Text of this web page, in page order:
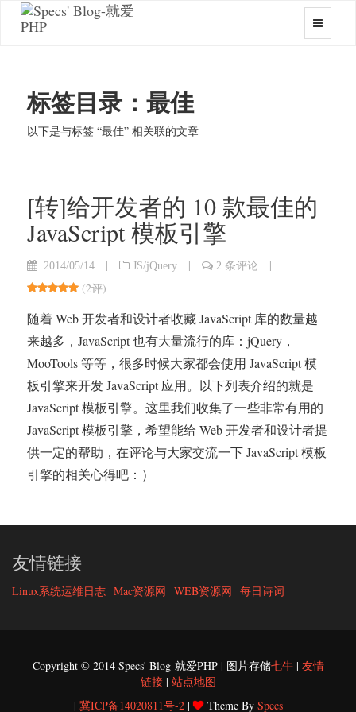
标签目录：最佳
以下是与标签 “最佳” 相关联的文章
[转]给开发者的 10 款最佳的
JavaScript 模板引擎
2014/05/14 | JS/jQuery | 2 条评论
|
(2评)
随着 Web 开发者和设计者收藏 JavaScript 库的数量越
来越多，JavaScript 也有大量流行的库：jQuery，
MooTools 等等，很多时候大家都会使用 JavaScript 模
板引擎来开发 JavaScript 应用。以下列表介绍的就是
JavaScript 模板引擎。这里我们收集了一些非常有用的
JavaScript 模板引擎，希望能给 Web 开发者和设计者提
供一定的帮助，在评论与大家交流一下 JavaScript 模板
引擎的相关心得吧：）
友情链接
Linux系统运维日志 Mac资源网 WEB资源网 每日诗词
Copyright © 2014 Specs' Blog-就爱PHP | 图片存储七牛| 友情
链接| 站点地图
| 冀ICP备14020811号-2| Theme By Specs